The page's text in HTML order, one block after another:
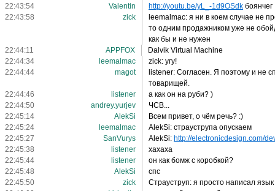
22:43:54
Valentin http://youtu.be/yL_-1d9OSdk боянчег
22:43:58
zick
leemalmac: я ни в коем случае не
то одним продажником уже не
как бы и не нужен
22:44:11
APPFOX
Dalvik Virtual Machine
22:44:34
leemalmac
zick: угу!
22:44:44
magot
listener: Согласен. Я поэтому и не
товарищей.
22:44:46
listener
а как он на руби? )
22:44:50
andrey.yurjev
ЧСВ...
22:45:14
AlekSi
Всем привет, о чём речь? :)
22:45:24
leemalmac
AlekSi: страуструпа опускаем
22:45:27
SanVurys AlekSi: http://electronicdesign.com/
22:45:38
listener
хахаха
22:45:44
listener
он как бомж с коробкой?
22:45:48
AlekSi
спс
22:45:50
zick
Страуструп: я просто написал